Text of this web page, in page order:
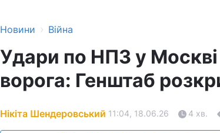
Новини › Війна
Удари по НПЗ у Москві
ворога: Генштаб
Нікіта Шендеровський 11:04, 18.06.26 4 хв.